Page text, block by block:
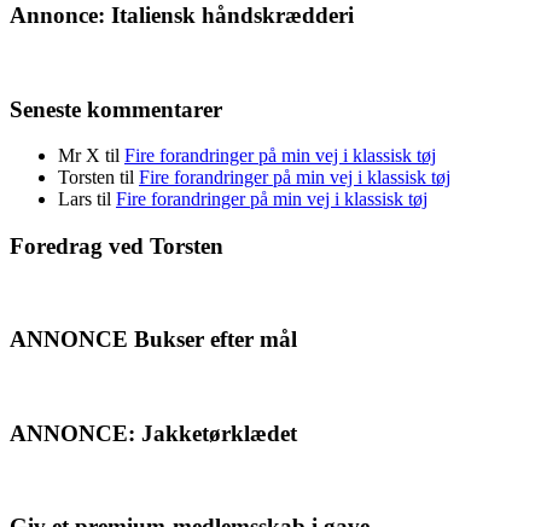
Annonce: Italiensk håndskrædderi
Seneste kommentarer
Mr X til Fire forandringer på min vej i klassisk tøj
Torsten til Fire forandringer på min vej i klassisk tøj
Lars til Fire forandringer på min vej i klassisk tøj
Foredrag ved Torsten
ANNONCE Bukser efter mål
ANNONCE: Jakketørklædet